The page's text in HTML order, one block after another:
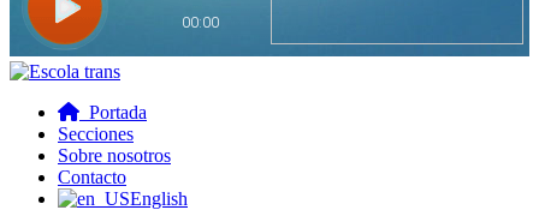
Portada
Secciones
Sobre nosotros
Contacto
English